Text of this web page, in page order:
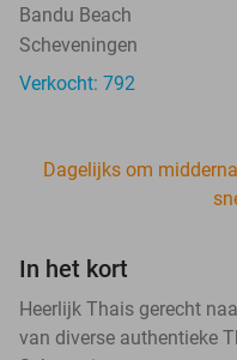
Bandu Beach
Scheveningen
Verkocht: 792
Dagelijks om
In het kort
Heerlijk Thais gerecht
van diverse authentieke